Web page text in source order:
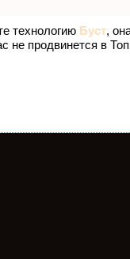
технологию Буст,
не продвинется в